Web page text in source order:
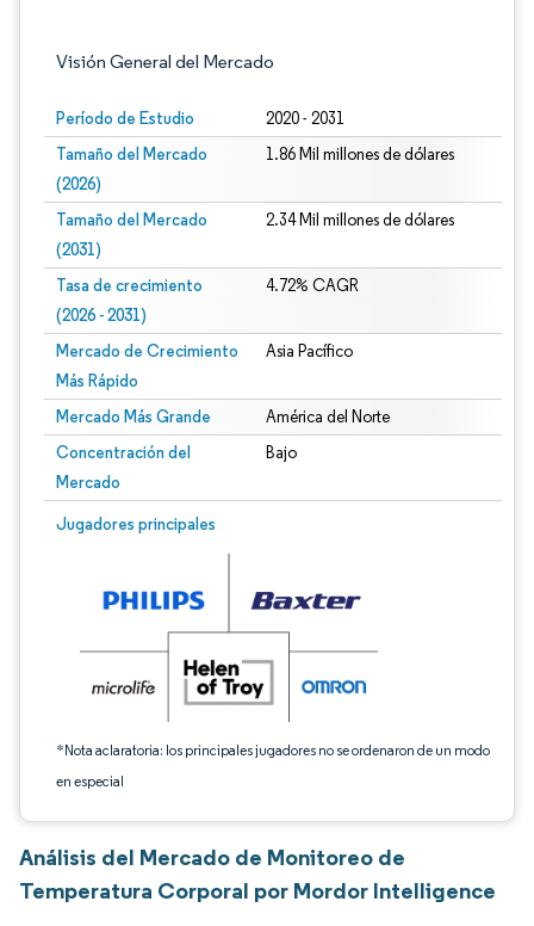
Visión General del Mercado
Período de Estudio 2020 - 2031
Tamaño del Mercado
(2026)
1.86 Mil millones de dólares
Tamaño del Mercado
(2031)
2.34 Mil millones de dólares
Tasa de crecimiento
(2026 - 2031)
4.72% CAGR
Mercado de Crecimiento
Más Rápido
Asia Pacífico
Mercado Más Grande América del Norte
Concentración del
Mercado
Bajo
Jugadores principales
*Nota aclaratoria: los principales jugadores no se ordenaron de un modo
en especial
Imagen © Mordor Intelligence. El uso requiere atribución según CC BY 4.0.
Análisis del Mercado de Monitoreo de
Temperatura Corporal por Mordor Intelligence